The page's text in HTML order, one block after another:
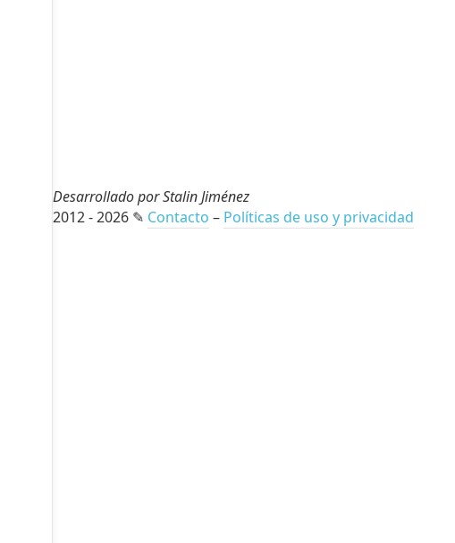
Desarrollado por Stalin Jiménez
2012 - 2026 ✎ Contacto – Políticas de uso y privacidad